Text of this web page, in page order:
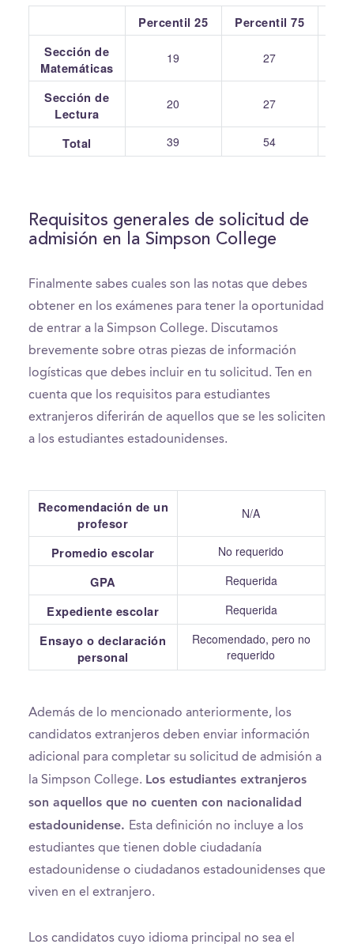
Percentil 25 Percentil 75
Sección de
Matemáticas
19 27
Sección de
Lectura
20 27
Total 39 54
Requisitos generales de solicitud de
admisión en la Simpson College
Finalmente sabes cuales son las notas que debes
obtener en los exámenes para tener la oportunidad
de entrar a la Simpson College. Discutamos
brevemente sobre otras piezas de información
logísticas que debes incluir en tu solicitud. Ten en
cuenta que los requisitos para estudiantes
extranjeros diferirán de aquellos que se les soliciten
a los estudiantes estadounidenses.
Recomendación de un
profesor
N/A
Promedio escolar No requerido
GPA Requerida
Expediente escolar Requerida
Ensayo o declaración
personal
Recomendado, pero no
requerido
Además de lo mencionado anteriormente, los
candidatos extranjeros deben enviar información
adicional para completar su solicitud de admisión a
la Simpson College. Los estudiantes extranjeros
son aquellos que no cuenten con nacionalidad
estadounidense. Esta definición no incluye a los
estudiantes que tienen doble ciudadanía
estadounidense o ciudadanos estadounidenses que
viven en el extranjero.
Los candidatos cuyo idioma principal no sea el